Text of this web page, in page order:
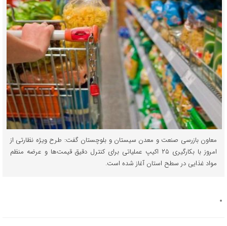
معاون بازرسی صنعت و معدن سیستان و بلوچستان گفت: طرح ویژه نظارتی از
امروز با بکارگیری ۲۵ اکیپ عملیاتی برای کنترل دقیق قیمت‌ها و عرضه منظم
مواد غذایی در سطح استان آغاز شده است.